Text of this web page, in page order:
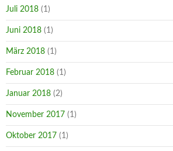
Juli 2018 (1)
Juni 2018 (1)
März 2018 (1)
Februar 2018 (1)
Januar 2018 (2)
November 2017 (1)
Oktober 2017 (1)